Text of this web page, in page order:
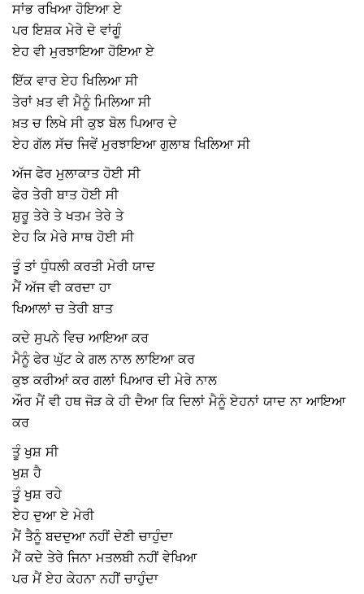
ਸਾਂਭ ਰਖਿਆ ਹੋਇਆ ਏ
ਪਰ ਇਸ਼ਕ ਮੇਰੇ ਦੇ ਵਾਂਗੂੰ
ਏਹ ਵੀ ਮੁਰਝਾਇਆ ਹੋਇਆ ਏ
ਇੱਕ ਵਾਰ ਏਹ ਖਿਲਿਆ ਸੀ
ਤੇਰਾਂ ਖ਼ਤ ਵੀ ਮੈਨੂੰ ਮਿਲਿਆ ਸੀ
ਖ਼ਤ ਚ ਲਿਖੇ ਸੀ ਕੁਝ ਬੋਲ ਪਿਆਰ ਦੇ
ਏਹ ਗੱਲ ਸੱਚ ਜਿਵੇਂ ਮੁਰਝਾਇਆ ਗੁਲਾਬ ਖਿਲਿਆ ਸੀ
ਅੱਜ ਫੇਰ ਮੁਲਾਕਾਤ ਹੋਈ ਸੀ
ਫੇਰ ਤੇਰੀ ਬਾਤ ਹੋਈ ਸੀ
ਸ਼ੁਰੂ ਤੇਰੇ ਤੇ ਖਤਮ ਤੇਰੇ ਤੇ
ਏਹ ਕਿ ਮੇਰੇ ਸਾਥ ਹੋਈ ਸੀ
ਤੂੰ ਤਾਂ ਧੁੰਧਲੀ ਕਰਤੀ ਮੇਰੀ ਯਾਦ
ਮੈਂ ਅੱਜ ਵੀ ਕਰਦਾ ਹਾ
ਖਿਆਲਾਂ ਚ ਤੇਰੀ ਬਾਤ
ਕਦੇ ਸੁਪਨੇ ਵਿਚ ਆਇਆ ਕਰ
ਮੈਨੂੰ ਫੇਰ ਘੁੱਟ ਕੇ ਗਲ ਨਾਲ ਲਾਇਆ ਕਰ
ਕੁਝ ਕਰੀਆਂ ਕਰ ਗਲਾਂ ਪਿਆਰ ਦੀ ਮੇਰੇ ਨਾਲ
ਔਰ ਮੈਂ ਵੀ ਹਥ ਜੋੜ ਕੇ ਹੀ ਦੈਆ ਕਿ ਦਿਲਾਂ ਮੈਨੂੰ ਏਹਨਾਂ ਯਾਦ ਨਾ ਆਇਆ
ਕਰ
ਤੂੰ ਖੁਸ਼ ਸੀ
ਖੁਸ਼ ਹੈ
ਤੂੰ ਖੁਸ਼ ਰਹੇ
ਏਹ ਦੁਆ ਏ ਮੇਰੀ
ਮੈਂ ਤੈਨੂੰ ਬਦਦੁਆ ਨਹੀਂ ਦੇਣੀ ਚਾਹੁੰਦਾ
ਮੈਂ ਕਦੇ ਤੇਰੇ ਜਿਨਾ ਮਤਲਬੀ ਨਹੀਂ ਵੇਖਿਆ
ਪਰ ਮੈਂ ਏਹ ਕੇਹਨਾ ਨਹੀਂ ਚਾਹੁੰਦਾ